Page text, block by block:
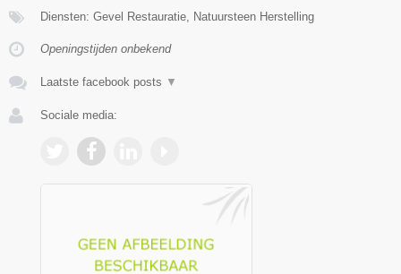
Diensten: Gevel Restauratie, Natuursteen Herstelling
Openingstijden onbekend
Laatste facebook posts ▼
Sociale media: